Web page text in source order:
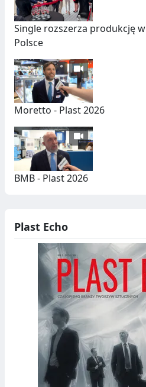
Single rozszerza produkcję w
Polsce
Moretto - Plast 2026
BMB - Plast 2026
Plast Echo